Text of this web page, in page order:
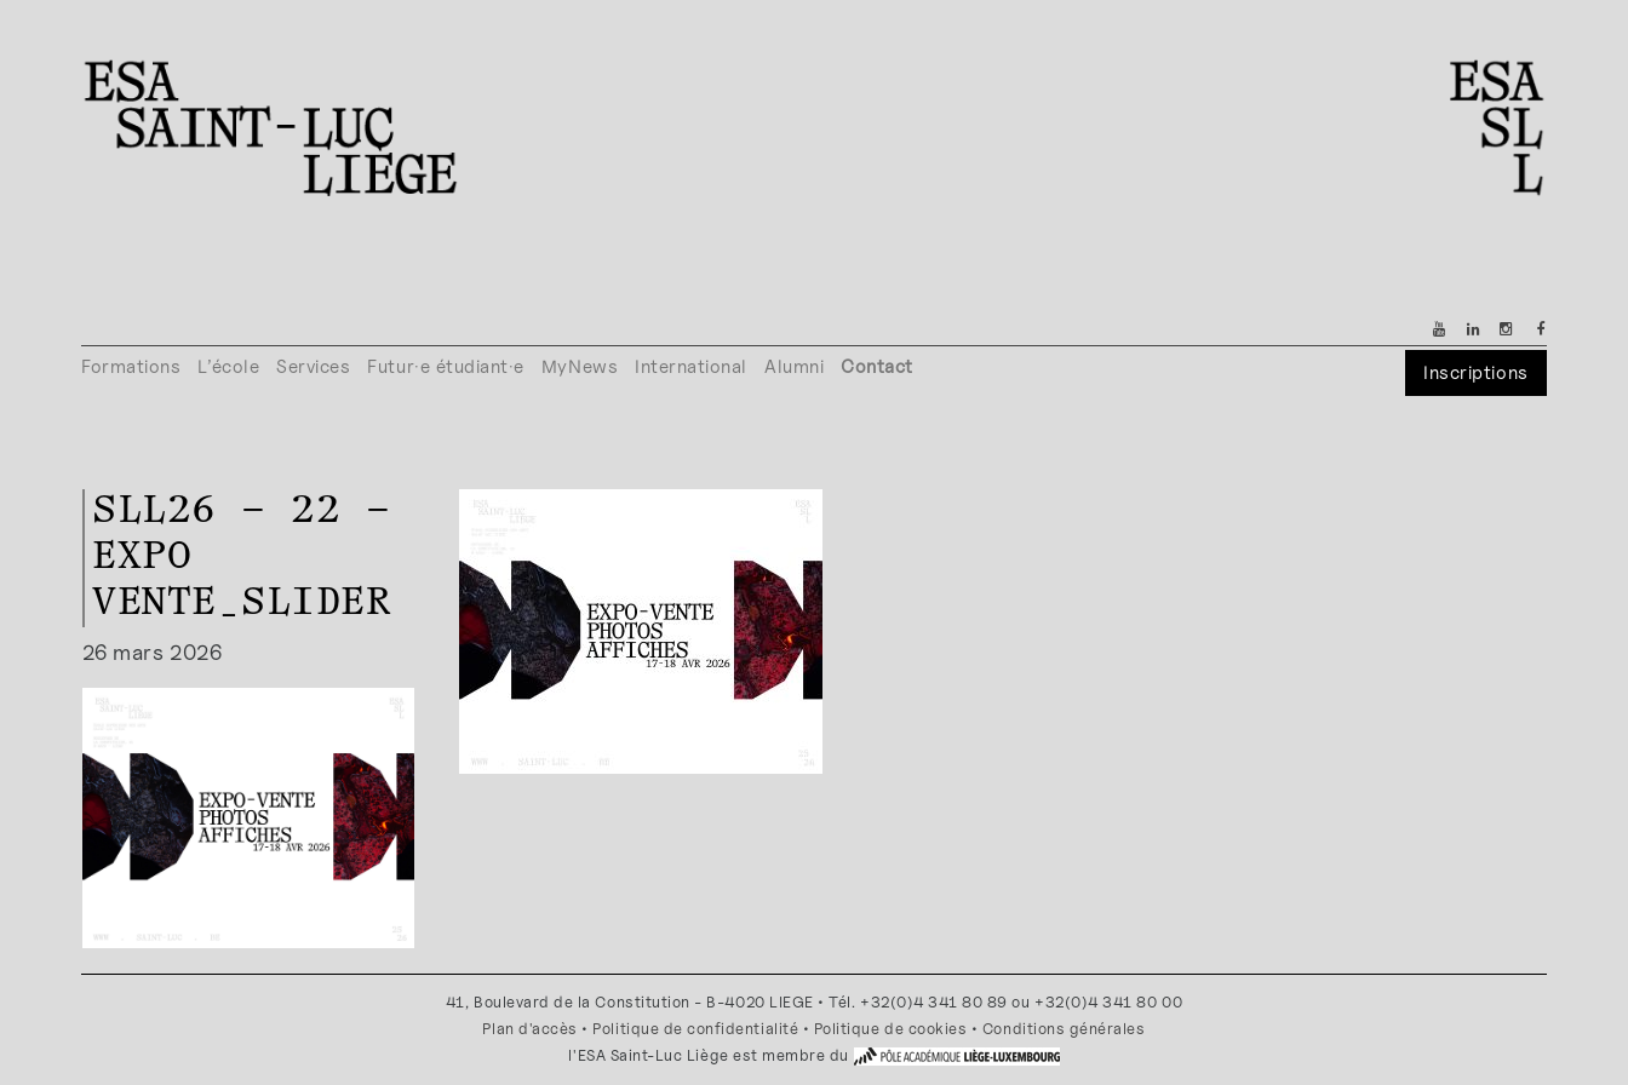
Formations L’école Services Futur·e étudiant·e MyNews International Alumni Contact Inscriptions
SLL26 – 22 –
EXPO
VENTE_SLIDER
26 mars 2026
41, Boulevard de la Constitution - B-4020 LIEGE • Tél. +32(0)4 341 80 89 ou +32(0)4 341 80 00
Plan d'accès • Politique de confidentialité • Politique de cookies • Conditions générales
l'ESA Saint-Luc Liège est membre du